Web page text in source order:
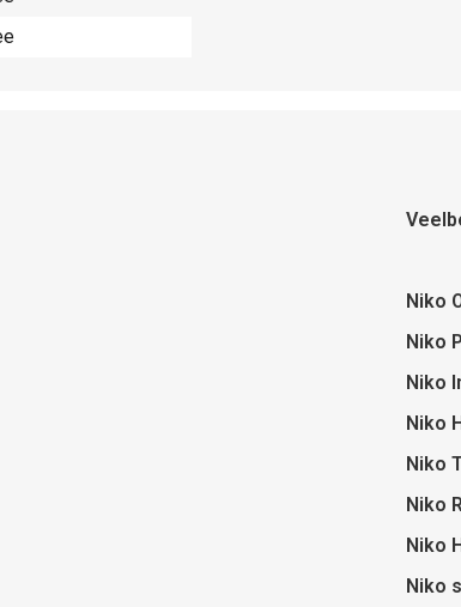
Niko
Niko
Niko
Niko
Niko
Niko
Niko
Niko